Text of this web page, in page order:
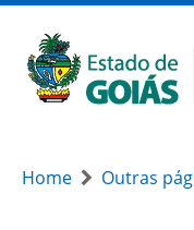
Home Outras